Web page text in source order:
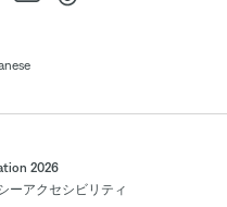
2026
ーアクセシビリティ